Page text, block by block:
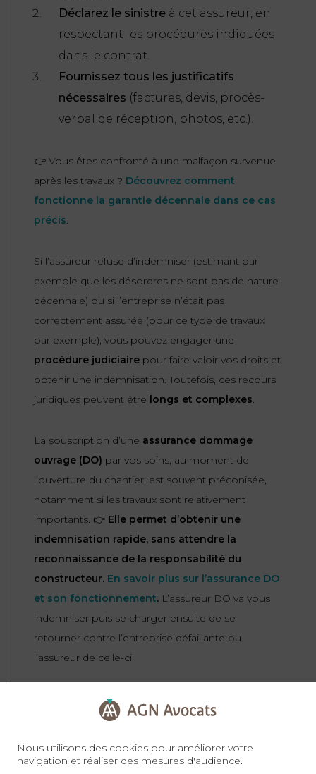
Déclarez le sinistre à cet assureur, en
respectant les procédures indiquées
dans le contrat.
Fournissez tous les justificatifs
nécessaires (factures, devis, procès-
verbal de réception, photos, etc.).
👉 Vous êtes confronté à une malfaçon survenue
après les travaux ? Découvrez comment
fonctionne la garantie décennale dans ce cas
précis.
Si l’assureur refuse d’indemniser (estimant par
exemple que les désordres ne sont pas de nature
décennale) ou si l’entreprise n’était pas
correctement assurée (pour ce type de travaux
par exemple), vous pouvez engager une
procédure judiciaire pour faire valoir vos droits et
obtenir une indemnisation. Toutefois, ces recours
juridiques peuvent être longs et complexes.
La souscription d’une assurance dommage
ouvrage (DO) par vos soins, au moment de
l’ouverture du chantier, est souvent préconisée,
notamment si les travaux sont relativement
importants. 👉 Elle permet d’obtenir une
indemnisation rapide, sans attendre la
reconnaissance de la responsabilité du
constructeur. En savoir plus sur l’assurance DO
et son fonctionnement. L’assureur DO va vous
indemniser puis se charger ensuite de se
retourner contre l’entreprise défaillante ou
l’assureur de celle-ci.
Cette assurance DO permet ainsi d’être
rapidement indemnisé et de pallier l’absence
ou insuffisante couverture d’assurance, ou encore
Nous utilisons des cookies pour améliorer votre
navigation et réaliser des mesures d'audience.